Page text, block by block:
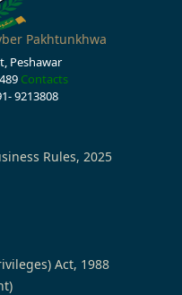
Pakhtunkhwa
Peshawar
Contacts
9213808
Rules, 2025
Act, 1988